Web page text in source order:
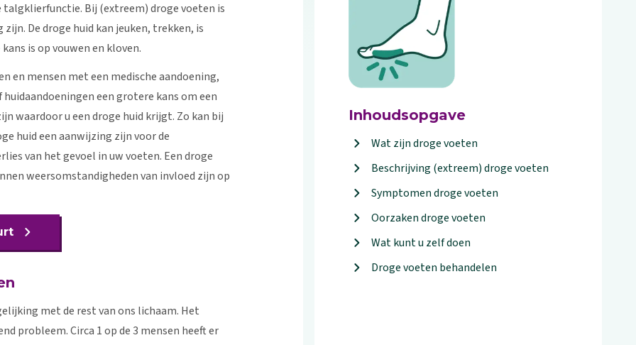
Inhoudsopgave
Wat zijn droge voeten
Beschrijving (extreem) droge voeten
Symptomen droge voeten
Oorzaken droge voeten
Wat kunt u zelf doen
Droge voeten behandelen
Bij (extreem) droge voeten is
De droge huid kan jeuken, trekken, is
is op vouwen en kloven.
en mensen met een medische aandoening,
een grotere kans om een
waardoor u een droge huid krijgt. Zo kan bij
huid een aanwijzing zijn voor de
van het gevoel in uw voeten. Een droge
weersomstandigheden van invloed zijn op
met de rest van ons lichaam. Het
probleem. Circa 1 op de 3 mensen heeft er